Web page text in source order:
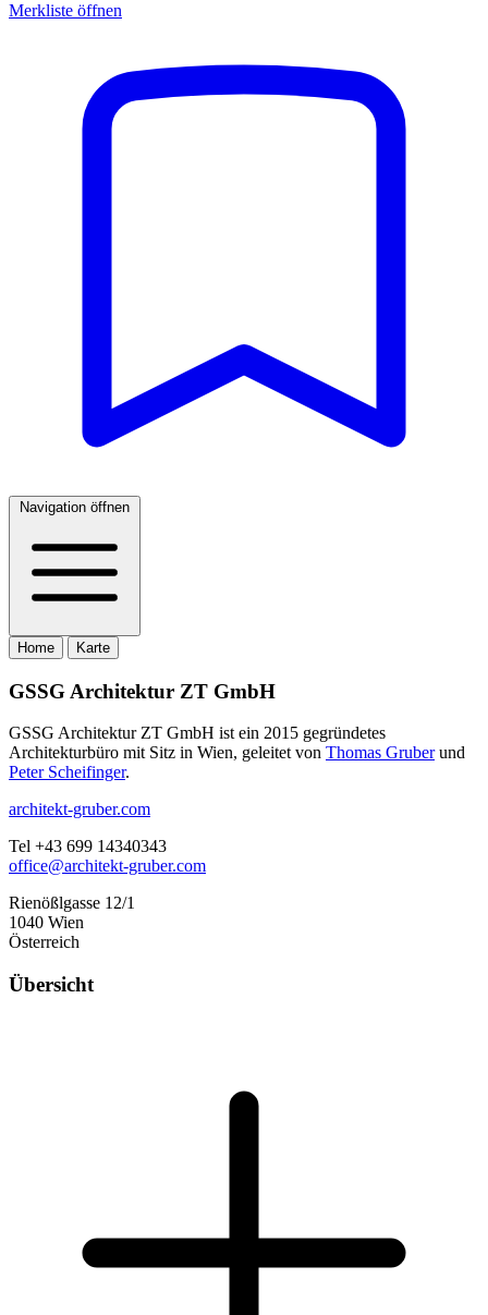
Merkliste öffnen
Navigation öffnen
Home Karte
GSSG Architektur ZT GmbH
GSSG Architektur ZT GmbH ist ein 2015 gegründetes
Architekturbüro mit Sitz in Wien, geleitet von Thomas Gruberund
Peter Scheifinger.
architekt-gruber.com
Tel +43 699 14340343
office@architekt-gruber.com
Rienößlgasse 12/1
1040 Wien
Österreich
Übersicht